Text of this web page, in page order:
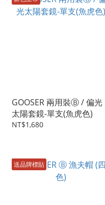
GOOSER 兩用裝Ⓑ / 偏光
太陽套鏡-單支(魚虎色)
NT$1,680
送品牌標貼